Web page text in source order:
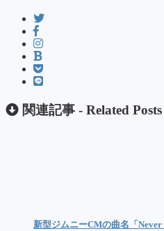
関連記事 - Related Posts
新型ジムニーCMの曲名「